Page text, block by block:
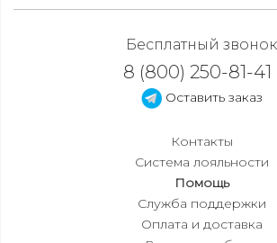
Бесплатный звонок
8 (800) 250-81-41
Оставить заказ
Контакты
Система лояльности
Помощь
Служба поддержки
Оплата и доставка